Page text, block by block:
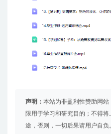
声明： 本站为非盈利性赞助网站
限用于学习和研究目的；不得
途，否则，一切后果请用户自